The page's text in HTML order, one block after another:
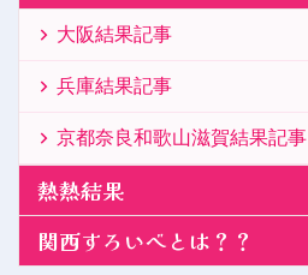
大阪結果記事
兵庫結果記事
京都奈良和歌山滋賀結果記事
熱熱結果
関西すろいべとは？？